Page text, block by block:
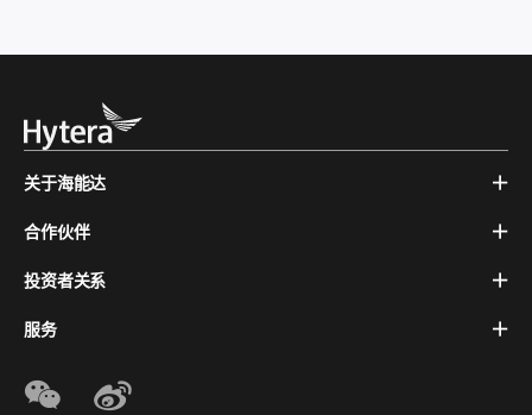
关于海能达
合作伙伴
投资者关系
服务